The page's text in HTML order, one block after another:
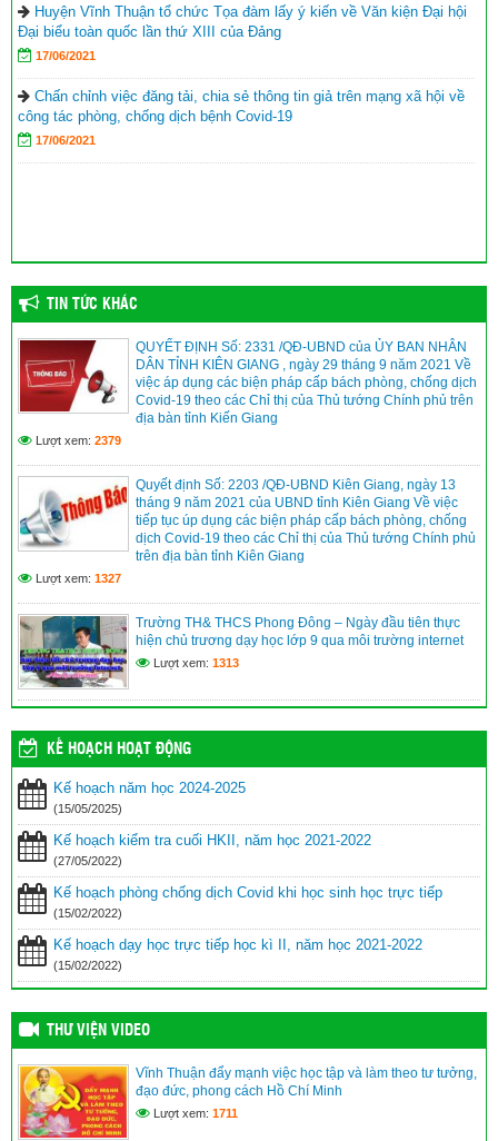
Agribank chi nhánh huyện Vĩnh Thuận Kiên Giang II trao tập cho 22
trường nhân lễ khai giảng năm học mới 2023-2024
huyện Vĩnh Thuận
(05/09/2023)
Thư của Chủ tịch nước Võ Văn Thưởng gửi ngành giáo dục nhân
dịp khai giảng năm học 2023-2024
Huyện Vĩnh Thuận tổ chức Tọa đàm lấy ý kiến về Văn kiện Đại hội
Đại biểu toàn quốc lần thứ XIII của Đảng
17/06/2021
Chấn chỉnh việc đăng tải, chia sẻ thông tin giả trên mạng xã hội về
công tác phòng, chống dịch bệnh Covid-19
17/06/2021
TIN TỨC KHÁC
QUYẾT ĐỊNH Số: 2331 /QĐ-UBND của ỦY BAN NHÂN
DÂN TỈNH KIÊN GIANG , ngày 29 tháng 9 năm 2021 Về
việc áp dụng các biện pháp cấp bách phòng, chống dịch
Covid-19 theo các Chỉ thị của Thủ tướng Chính phủ trên
địa bàn tỉnh Kiến Giang
Lượt xem: 2379
Quyết định Số: 2203 /QĐ-UBND Kiên Giang, ngày 13
tháng 9 năm 2021 của UBND tỉnh Kiên Giang Về việc
tiếp tục úp dụng các biện pháp cấp bách phòng, chống
dịch Covid-19 theo các Chỉ thị của Thủ tướng Chính phủ
trên địa bàn tỉnh Kiên Giang
Lượt xem: 1327
Trường TH& THCS Phong Đông – Ngày đầu tiên thực
hiện chủ trương dạy học lớp 9 qua môi trường internet
Lượt xem: 1313
KẾ HOẠCH HOẠT ĐỘNG
Kế hoạch năm học 2024-2025
(15/05/2025)
Kế hoạch kiểm tra cuối HKII, năm học 2021-2022
(27/05/2022)
Kế hoạch phòng chống dịch Covid khi học sinh học trực tiếp
(15/02/2022)
Kế hoạch dạy học trực tiếp học kì II, năm học 2021-2022
(15/02/2022)
THƯ VIỆN VIDEO
Vĩnh Thuận đẩy mạnh việc học tập và làm theo tư tưởng,
đạo đức, phong cách Hồ Chí Minh
Lượt xem: 1711